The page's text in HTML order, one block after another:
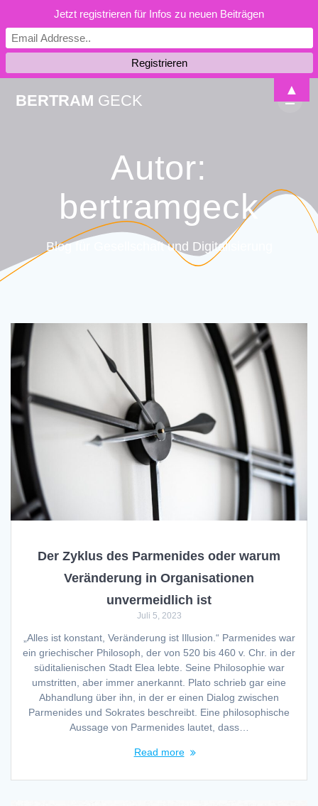
BERTRAM GECK
Autor:
bertramgeck
Blog für Gesellschaft und Digitalisierung
Der Zyklus des Parmenides oder warum
Veränderung in Organisationen
unvermeidlich ist
Juli 5, 2023
„Alles ist konstant, Veränderung ist Illusion.“ Parmenides war
ein griechischer Philosoph, der von 520 bis 460 v. Chr. in der
süditalienischen Stadt Elea lebte. Seine Philosophie war
umstritten, aber immer anerkannt. Plato schrieb gar eine
Abhandlung über ihn, in der er einen Dialog zwischen
Parmenides und Sokrates beschreibt. Eine philosophische
Aussage von Parmenides lautet, dass…
Read more
Jetzt registrieren für Infos zu neuen Beiträgen
▲